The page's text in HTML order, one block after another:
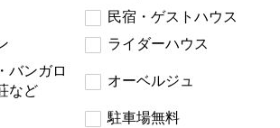
民宿・ゲストハウス
ライダーハウス
バンガロ
など
オーベルジュ
駐車場無料